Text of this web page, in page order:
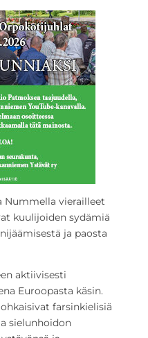
Nummella vierailleet
kuulijoiden sydämiä
ja paosta
aktiivisesti
Euroopasta käsin.
farsinkielisiä
sielunhoidon